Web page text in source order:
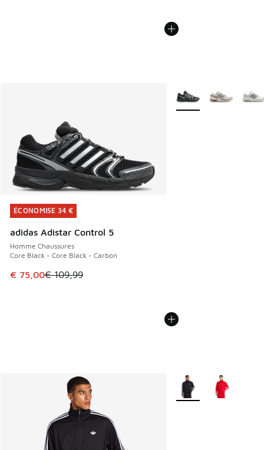
ÉCONOMISE 34 €
adidas Adistar Control 5
Homme Chaussures
Core Black - Core Black - Carbon
Cet article est en promotion. Prix en baisse de € 109,99 à
€ 75,00€ 109,99
ÉCONOMISE 34 €
Plus de couleurs
Plus de couleurs